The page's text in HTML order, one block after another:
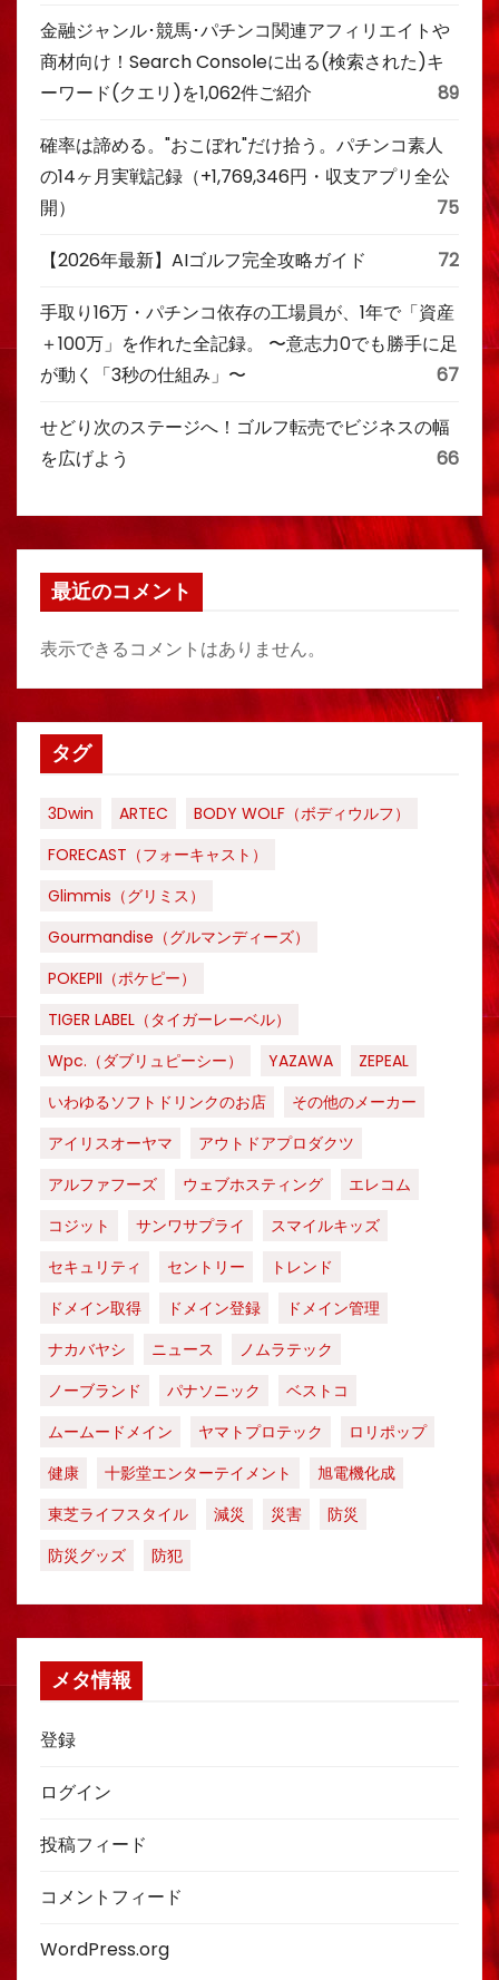
金融ジャンル･競馬･パチンコ関連アフィリエイトや
商材向け！Search Consoleに出る(検索された)キ
ーワード(クエリ)を1,062件ご紹介
89
確率は諦める。"おこぼれ"だけ拾う。パチンコ素人
の14ヶ月実戦記録（+1,769,346円・収支アプリ全公
開）
75
【2026年最新】AIゴルフ完全攻略ガイド 72
手取り16万・パチンコ依存の工場員が、1年で「資産
＋100万」を作れた全記録。 〜意志力0でも勝手に足
が動く「3秒の仕組み」〜
67
せどり次のステージへ！ゴルフ転売でビジネスの幅
を広げよう
66
最近のコメント
表示できるコメントはありません。
タグ
3Dwin ARTEC
BODY WOLF（ボディウルフ）
FORECAST（フォーキャスト）
Glimmis（グリミス）
Gourmandise（グルマンディーズ）
POKEPII（ポケピー）
TIGER LABEL（タイガーレーベル）
Wpc.（ダブリュピーシー）
YAZAWA
ZEPEAL
いわゆるソフトドリンクのお店
その他のメーカー
アイリスオーヤマ
アウトドアプロダクツ
アルファフーズ
ウェブホスティング
エレコム
コジット
サンワサプライ
スマイルキッズ
セキュリティ
セントリー
トレンド
ドメイン取得
ドメイン登録
ドメイン管理
ナカバヤシ
ニュース
ノムラテック
ノーブランド
パナソニック
ベストコ
ムームードメイン
ヤマトプロテック
ロリポップ
健康
十影堂エンターテイメント
旭電機化成
東芝ライフスタイル
減災 災害
防災
防災グッズ
防犯
メタ情報
登録
ログイン
投稿フィード
コメントフィード
WordPress.org